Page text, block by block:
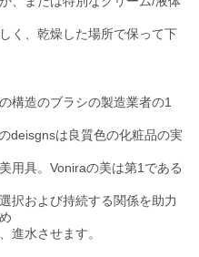
く、乾燥した場所で保って下
構造のブラシの製造業者の1
deisgnsは良質色の化粧品の実
用具。Voniraの美は第1である
択および持続する関係を助力
進水させます。